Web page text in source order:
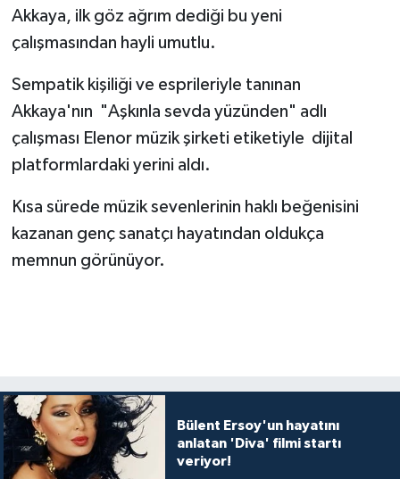
Akkaya, ilk göz ağrım dediği bu yeni
çalışmasından hayli umutlu.
Sempatik kişiliği ve esprileriyle tanınan
Akkaya'nın "Aşkınla sevda yüzünden" adlı
çalışması Elenor müzik şirketi etiketiyle dijital
platformlardaki yerini aldı.
Kısa sürede müzik sevenlerinin haklı beğenisini
kazanan genç sanatçı hayatından oldukça
memnun görünüyor.
Bülent Ersoy'un hayatını
anlatan 'Diva' filmi startı
veriyor!